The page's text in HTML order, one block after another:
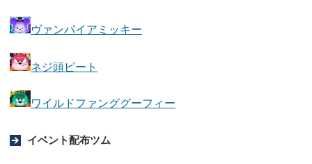
ヴァンパイアミッキー
ネジ頭ピート
ワイルドファンググーフィー
イベント配布ツム